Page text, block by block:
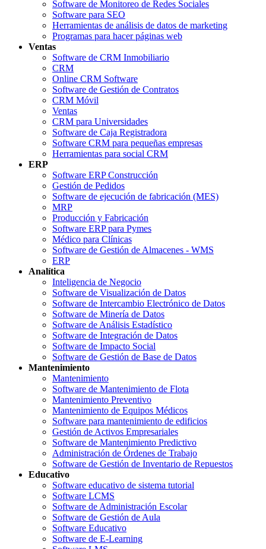
Software de Monitoreo de Redes Sociales
Software para SEO
Herramientas de análisis de datos de marketing
Programas para hacer páginas web
Ventas
Software de CRM Inmobiliario
CRM
Online CRM Software
Software de Gestión de Contratos
CRM Móvil
Ventas
CRM para Universidades
Software de Caja Registradora
Software CRM para pequeñas empresas
Herramientas para social CRM
ERP
Software ERP Construcción
Gestión de Pedidos
Software de ejecución de fabricación (MES)
MRP
Producción y Fabricación
Software ERP para Pymes
Médico para Clínicas
Software de Gestión de Almacenes - WMS
ERP
Analítica
Inteligencia de Negocio
Software de Visualización de Datos
Software de Intercambio Electrónico de Datos
Software de Minería de Datos
Software de Análisis Estadístico
Software de Integración de Datos
Software de Impacto Social
Software de Gestión de Base de Datos
Mantenimiento
Mantenimiento
Software de Mantenimiento de Flota
Mantenimiento Preventivo
Mantenimiento de Equipos Médicos
Software para mantenimiento de edificios
Gestión de Activos Empresariales
Software de Mantenimiento Predictivo
Administración de Órdenes de Trabajo
Software de Gestión de Inventario de Repuestos
Educativo
Software educativo de sistema tutorial
Software LCMS
Software de Administración Escolar
Software de Gestión de Aula
Software Educativo
Software de E-Learning